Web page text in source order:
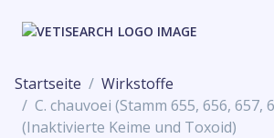
Startseite
Wirkstoffe
C. chauvoei (Stamm 655, 656, 657,
(Inaktivierte Keime und Toxoid)